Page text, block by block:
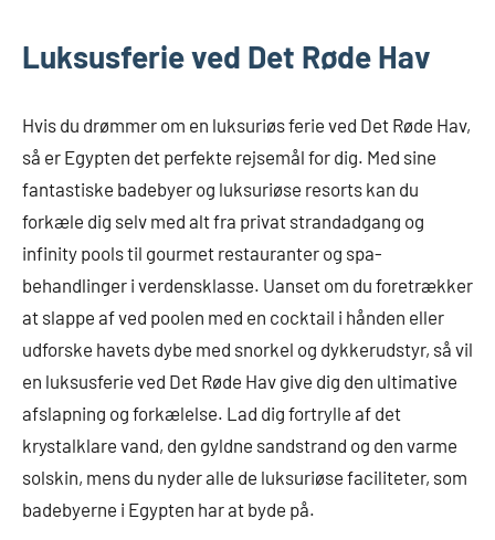
Luksusferie ved Det Røde Hav
Hvis du drømmer om en luksuriøs ferie ved Det Røde Hav,
så er Egypten det perfekte rejsemål for dig. Med sine
fantastiske badebyer og luksuriøse resorts kan du
forkæle dig selv med alt fra privat strandadgang og
infinity pools til gourmet restauranter og spa-
behandlinger i verdensklasse. Uanset om du foretrækker
at slappe af ved poolen med en cocktail i hånden eller
udforske havets dybe med snorkel og dykkerudstyr, så vil
en luksusferie ved Det Røde Hav give dig den ultimative
afslapning og forkælelse. Lad dig fortrylle af det
krystalklare vand, den gyldne sandstrand og den varme
solskin, mens du nyder alle de luksuriøse faciliteter, som
badebyerne i Egypten har at byde på.